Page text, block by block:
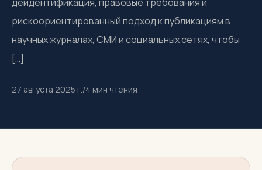
рискоориентированный подход к публикациям в
научных журналах, СМИ и социальных сетях, чтобы
[…]
27 августа 2025 г./4 мин чтения